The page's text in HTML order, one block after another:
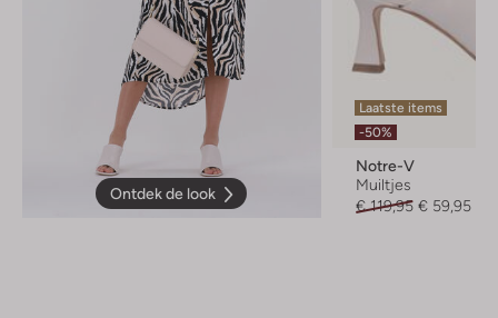
Ontdek de look
Laatste items
-50%
Notre-V
Muiltjes
€ 119,95 € 59,95